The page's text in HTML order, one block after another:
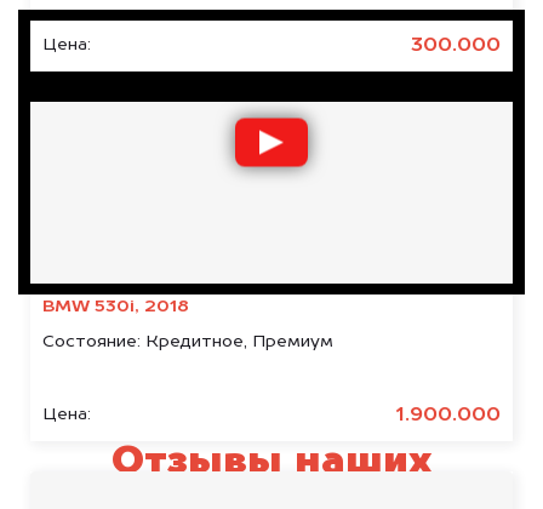
Цена: 300.000
BMW 530i, 2018
Состояние: Кредитное, Премиум
Цена: 1.900.000
Отзывы наших